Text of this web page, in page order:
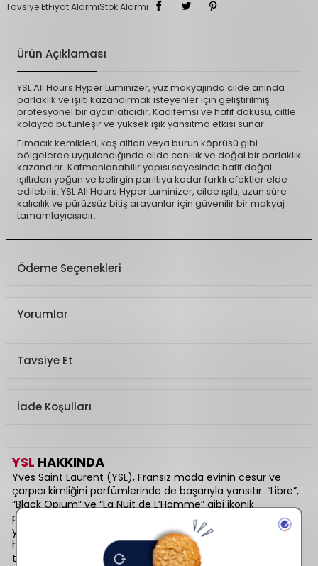
Tavsiye EtFiyat AlarmıStok Alarmı
Ürün Açıklaması
YSL All Hours Hyper Luminizer, yüz makyajında cilde anında
parlaklık ve ışıltı kazandırmak isteyenler için geliştirilmiş
profesyonel bir aydınlatıcıdır. Kadifemsi ve hafif dokusu, ciltle
kolayca bütünleşir ve yüksek ışık yansıtma etkisi sunar.
Elmacık kemikleri, kaş altları veya burun köprüsü gibi
bölgelerde uygulandığında cilde canlılık ve doğal bir parlaklık
kazandırır. Katmanlanabilir yapısı sayesinde hafif doğal
ışıltıdan yoğun ve belirgin parıltıya kadar farklı efektler elde
edilebilir. YSL All Hours Hyper Luminizer, cilde ışıltı, uzun süre
kalıcılık ve pürüzsüz bitiş arayanlar için güvenilir bir makyaj
tamamlayıcısıdır.
Ödeme Seçenekleri
Yorumlar
Tavsiye Et
İade Koşulları
YSL HAKKINDA
Yves Saint Laurent (YSL), Fransız moda evinin cesur ve
çarpıcı kimliğini parfümlerinde de başarıyla yansıtır. “Libre”,
“Black Opium” ve “La Nuit de L’Homme” gibi ikonik
parfümleri hem şişe tasarımı hem de koku piramidiyle fark
yaratır. Lüks, tutku ve yüksek moda anlayışını kokuda
hissedilir kılar. Modern ve stil sahibi kullanıcıların parfüm
tercihidir.